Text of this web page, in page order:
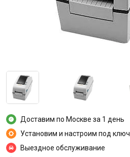
Доставим по Москве за 1 день
Установим и настроим под ключ
Выездное обслуживание